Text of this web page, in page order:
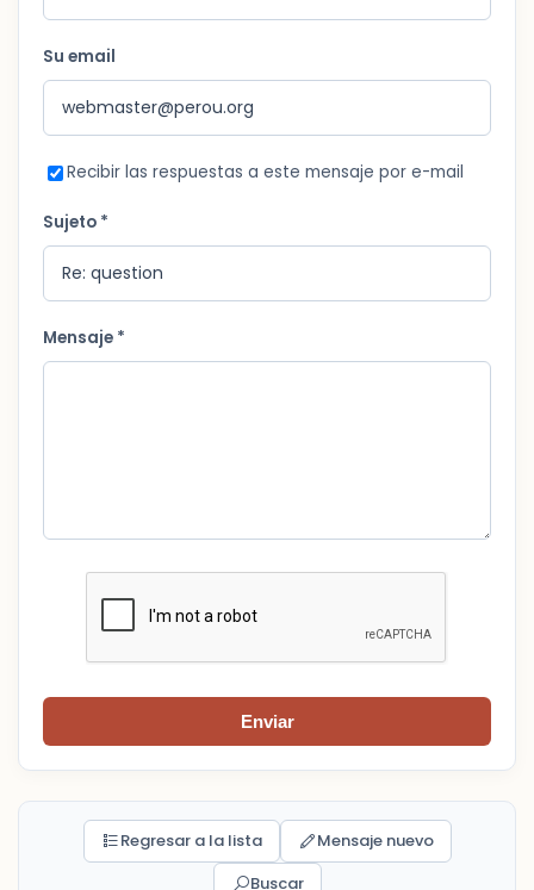
Su email
Recibir las respuestas a este mensaje por e-mail
Sujeto *
Mensaje *
Enviar
Regresar a la lista
Mensaje nuevo
Buscar